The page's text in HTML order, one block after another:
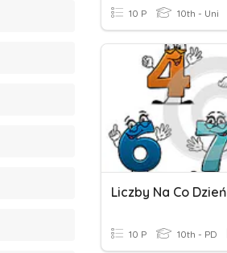
10 P 10th - Uni
Liczby Na Co Dzień
10 P 10th - PD